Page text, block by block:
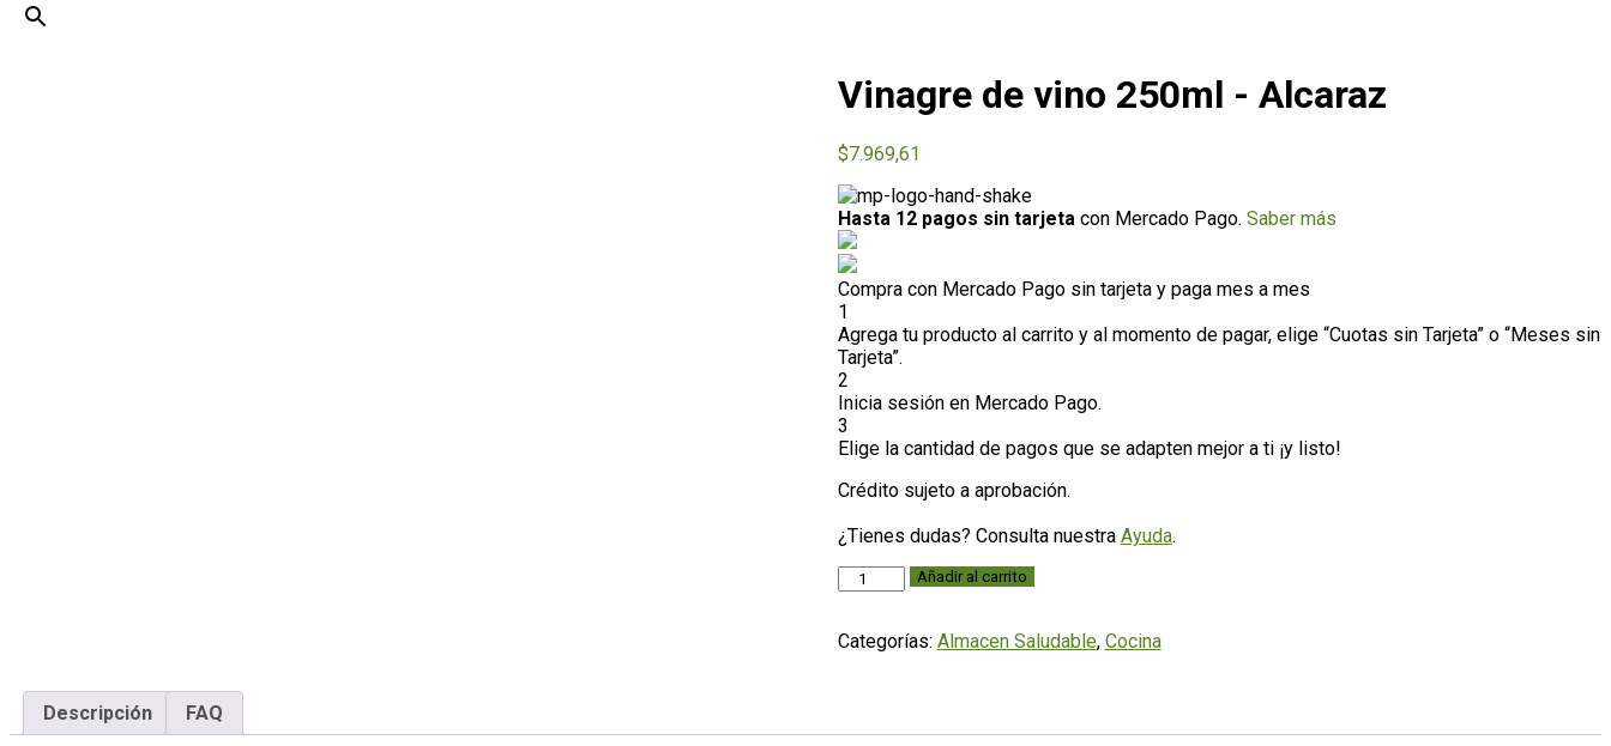
Vinagre de vino 250ml - Alcaraz
$7.969,61
Hasta 12 pagos sin tarjetacon Mercado Pago. Saber más
Compra con Mercado Pago sin tarjeta y paga mes a mes
1
Agrega tu producto al carrito y al momento de pagar, elige “Cuotas sin Tarjeta” o “Meses sin
Tarjeta”.
2
Inicia sesión en Mercado Pago.
3
Elige la cantidad de pagos que se adapten mejor a ti ¡y listo!
Crédito sujeto a aprobación.
¿Tienes dudas? Consulta nuestra Ayuda.
Vinagre
250ml
Añadir al carrito
Categorías: Almacen Saludable, Cocina
Descripción FAQ